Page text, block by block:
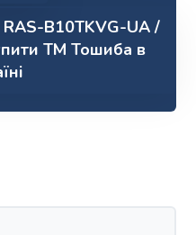
B10TKVG-UA /
ТМ Тошиба в